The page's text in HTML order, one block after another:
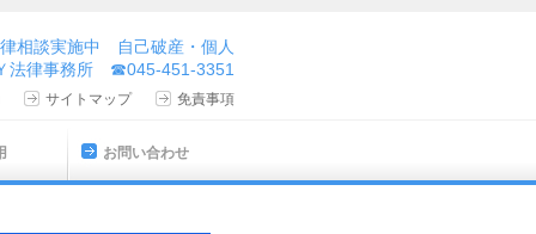
相談実施中 自己破産・個人
法律事務所 ☎045-451-3351
サイトマップ 免責事項
お問い合わせ